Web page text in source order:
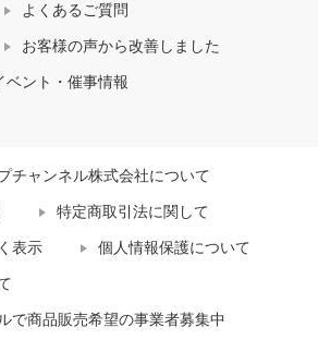
よくあるご質問
お客様の声から改善しました
ベント・催事情報
チャンネル株式会社について
特定商取引法に関して
表示 個人情報保護について
で商品販売希望の事業者募集中